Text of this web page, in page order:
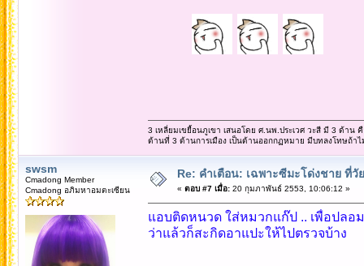
3 เหลี่ยมเขยื้้อนภูเขา เสนอโดย ศ.นพ.ประเวศ วะสี มี 3 ด้
ด้านที่ 3 ด้านการเมือง เป็นด้านออกกฏหมาย มีบทลงโทษถ้าไ
swsm
Cmadong Member
Cmadong อภิมหาอมตะเซียน
Re: คำเตือน: เฉพาะซีมะโด่งชาย ที่
« ตอบ #7 เมื่อ:20 กุมภาพันธ์ 2553, 10:06:12 »
แอบติดหนวด ใส่หมวกแก๊ป .. เพื่อปลอ
ว่าแล้วก็สะกิดอาแปะให้ไปตรวจบ้าง